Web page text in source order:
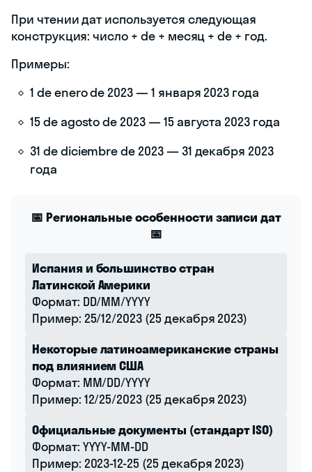
При чтении дат используется следующая
конструкция: число + de + месяц + de + год.
Примеры:
1 de enero de 2023 — 1 января 2023 года
15 de agosto de 2023 — 15 августа 2023 года
31 de diciembre de 2023 — 31 декабря 2023
года
📅 Региональные особенности записи дат
📅
Испания и большинство стран
Латинской Америки
Формат: DD/MM/YYYY
Пример: 25/12/2023 (25 декабря 2023)
Некоторые латиноамериканские страны
под влиянием США
Формат: MM/DD/YYYY
Пример: 12/25/2023 (25 декабря 2023)
Официальные документы (стандарт ISO)
Формат: YYYY-MM-DD
Пример: 2023-12-25 (25 декабря 2023)